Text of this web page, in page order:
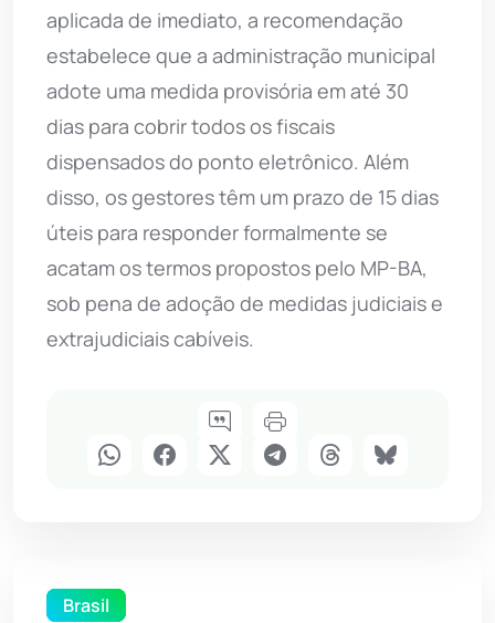
aplicada de imediato, a recomendação
estabelece que a administração municipal
adote uma medida provisória em até 30
dias para cobrir todos os fiscais
dispensados do ponto eletrônico. Além
disso, os gestores têm um prazo de 15 dias
úteis para responder formalmente se
acatam os termos propostos pelo MP-BA,
sob pena de adoção de medidas judiciais e
extrajudiciais cabíveis.
Brasil